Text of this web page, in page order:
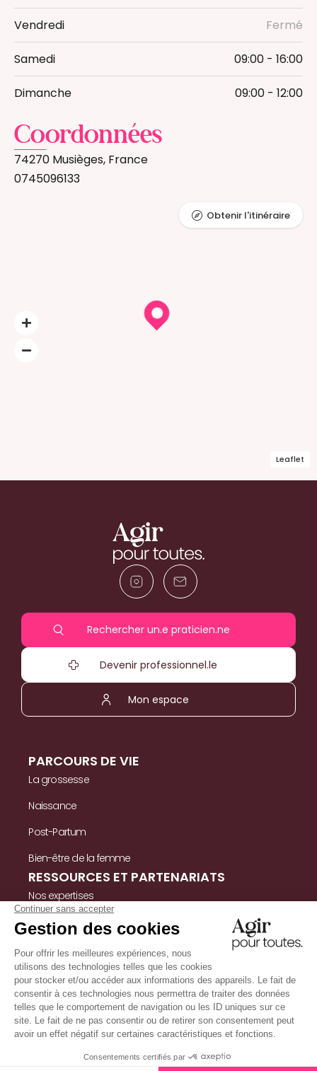
Vendredi Fermé
Samedi 09:00 - 16:00
Dimanche 09:00 - 12:00
Coordonnées
74270 Musièges, France
0745096133
Leaflet
Obtenir l'itinéraire
Rechercher un.e praticien.ne
Devenir professionnel.le
Mon espace
PARCOURS DE VIE
La grossesse
Naissance
Post-Partum
Bien-être de la femme
RESSOURCES ET PARTENARIATS
Nos expertises
Nos ressources
Témoignages
Nous contacter
INFORMATIONS
Mentions légales
Politique de confidentialité & cookies
Conditions Générales